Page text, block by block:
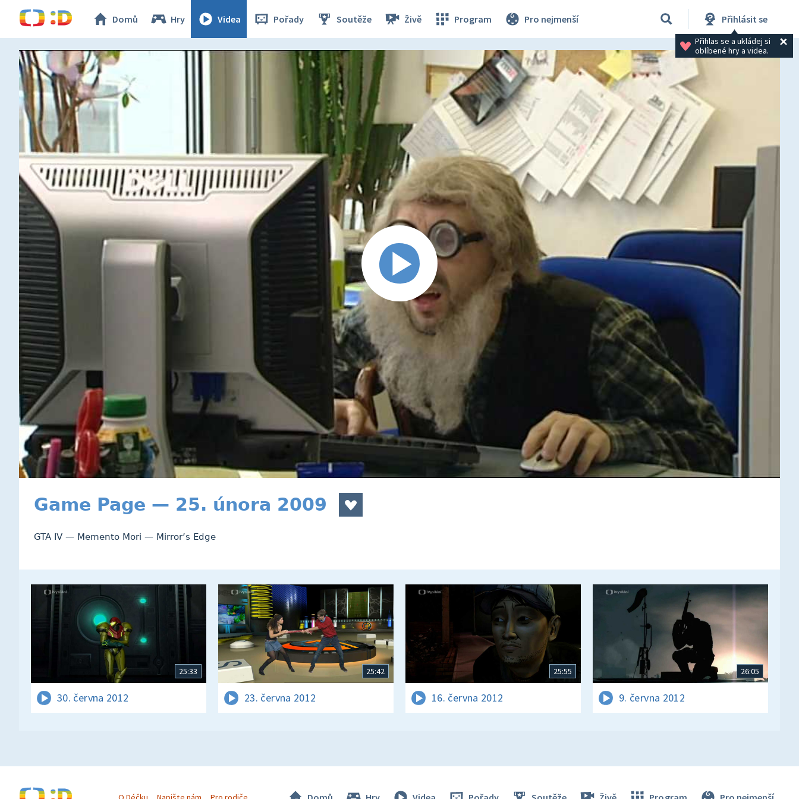
Domů Hry Videa Pořady Soutěže Živě Program Pro nejmenší Přihlásit se
Přihlas se a ukládej si
oblíbené hry a videa.
Game Page — 25. února 2009
GTA IV — Memento Mori — Mirror’s Edge
25:33
30. června 2012
25:42
23. června 2012
25:55
16. června 2012
26:05
9. června 2012